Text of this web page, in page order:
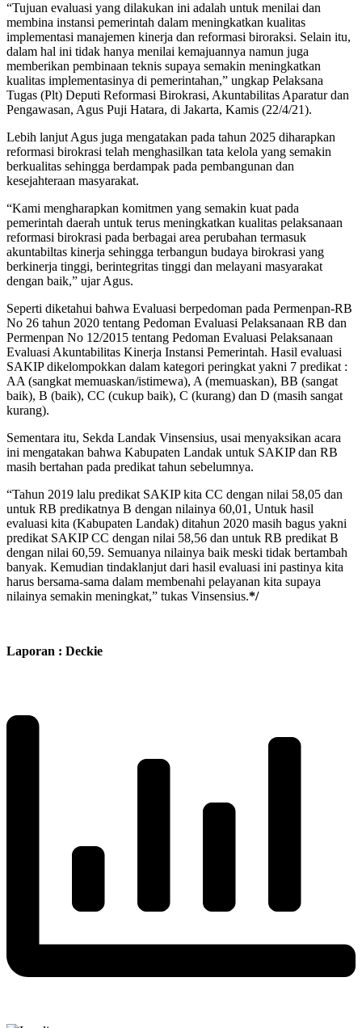
“Tujuan evaluasi yang dilakukan ini adalah untuk menilai dan
membina instansi pemerintah dalam meningkatkan kualitas
implementasi manajemen kinerja dan reformasi biroraksi. Selain itu,
dalam hal ini tidak hanya menilai kemajuannya namun juga
memberikan pembinaan teknis supaya semakin meningkatkan
kualitas implementasinya di pemerintahan,” ungkap Pelaksana
Tugas (Plt) Deputi Reformasi Birokrasi, Akuntabilitas Aparatur dan
Pengawasan, Agus Puji Hatara, di Jakarta, Kamis (22/4/21).
Lebih lanjut Agus juga mengatakan pada tahun 2025 diharapkan
reformasi birokrasi telah menghasilkan tata kelola yang semakin
berkualitas sehingga berdampak pada pembangunan dan
kesejahteraan masyarakat.
“Kami mengharapkan komitmen yang semakin kuat pada
pemerintah daerah untuk terus meningkatkan kualitas pelaksanaan
reformasi birokrasi pada berbagai area perubahan termasuk
akuntabiltas kinerja sehingga terbangun budaya birokrasi yang
berkinerja tinggi, berintegritas tinggi dan melayani masyarakat
dengan baik,” ujar Agus.
Seperti diketahui bahwa Evaluasi berpedoman pada Permenpan-RB
No 26 tahun 2020 tentang Pedoman Evaluasi Pelaksanaan RB dan
Permenpan No 12/2015 tentang Pedoman Evaluasi Pelaksanaan
Evaluasi Akuntabilitas Kinerja Instansi Pemerintah. Hasil evaluasi
SAKIP dikelompokkan dalam kategori peringkat yakni 7 predikat :
AA (sangkat memuaskan/istimewa), A (memuaskan), BB (sangat
baik), B (baik), CC (cukup baik), C (kurang) dan D (masih sangat
kurang).
Sementara itu, Sekda Landak Vinsensius, usai menyaksikan acara
ini mengatakan bahwa Kabupaten Landak untuk SAKIP dan RB
masih bertahan pada predikat tahun sebelumnya.
“Tahun 2019 lalu predikat SAKIP kita CC dengan nilai 58,05 dan
untuk RB predikatnya B dengan nilainya 60,01, Untuk hasil
evaluasi kita (Kabupaten Landak) ditahun 2020 masih bagus yakni
predikat SAKIP CC dengan nilai 58,56 dan untuk RB predikat B
dengan nilai 60,59. Semuanya nilainya baik meski tidak bertambah
banyak. Kemudian tindaklanjut dari hasil evaluasi ini pastinya kita
harus bersama-sama dalam membenahi pelayanan kita supaya
nilainya semakin meningkat,” tukas Vinsensius.*/
Laporan : Deckie